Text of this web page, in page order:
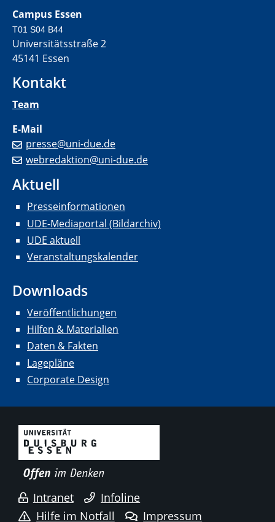
Campus Essen
T01 S04 B44
Universitätsstraße 2
45141 Essen
Kontakt
Team
E-Mail
presse@uni-due.de
webredaktion@uni-due.de
Aktuell
Presseinformationen
UDE-Mediaportal (Bildarchiv)
UDE aktuell
Veranstaltungskalender
Downloads
Veröffentlichungen
Hilfen & Materialien
Daten & Fakten
Lagepläne
Corporate Design
Intranet
Infoline
Hilfe im Notfall
Impressum